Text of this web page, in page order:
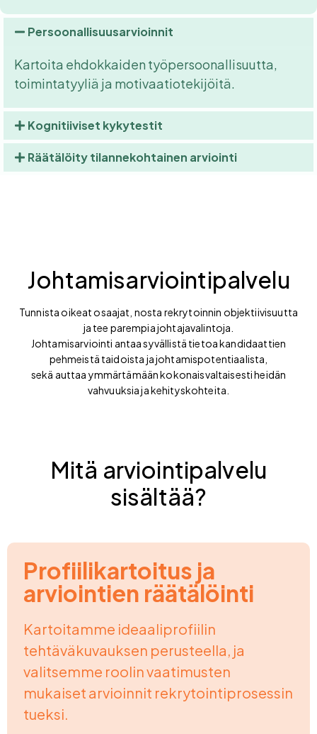
Persoonallisuusarvioinnit
Kartoita ehdokkaiden työpersoonallisuutta,
toimintatyyliä ja motivaatiotekijöitä.
Kognitiiviset kykytestit
Räätälöity tilannekohtainen arviointi
Johtamisarviointipalvelu
Tunnista oikeat osaajat, nosta rekrytoinnin objektiivisuutta
ja tee parempia johtajavalintoja.
Johtamisarviointi antaa syvällistä tietoa kandidaattien
pehmeistä taidoista ja johtamispotentiaalista,
sekä auttaa ymmärtämään kokonaisvaltaisesti heidän
vahvuuksia ja kehityskohteita.
Mitä arviointipalvelu
sisältää?
Profiilikartoitus ja
arviointien räätälöinti
Kartoitamme ideaaliprofiilin
tehtäväkuvauksen perusteella, ja
valitsemme roolin vaatimusten
mukaiset arvioinnit rekrytointiprosessin
tueksi.